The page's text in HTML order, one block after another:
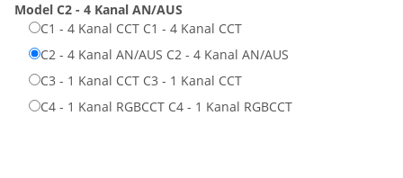
Model C2 - 4 Kanal AN/AUS
C1 - 4 Kanal CCT C1 - 4 Kanal CCT
C2 - 4 Kanal AN/AUS C2 - 4 Kanal AN/AUS
C3 - 1 Kanal CCT C3 - 1 Kanal CCT
C4 - 1 Kanal RGBCCT C4 - 1 Kanal RGBCCT